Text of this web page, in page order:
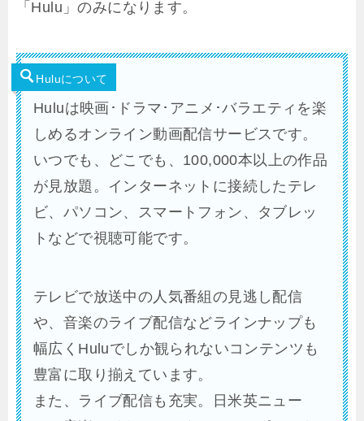
「Hulu」のみになります。
Huluについて
Huluは映画･ドラマ･アニメ･バラエティを楽
しめるオンライン動画配信サービスです。
いつでも、どこでも、100,000本以上の作品
が見放題。インターネットに接続したテレ
ビ、パソコン、スマートフォン、タブレッ
トなどで視聴可能です。
テレビで放送中の人気番組の見逃し配信
や、音楽のライブ配信などラインナップも
幅広くHuluでしか観られないコンテンツも
豊富に取り揃えています。
また、ライブ配信も充実。日米英ニュー